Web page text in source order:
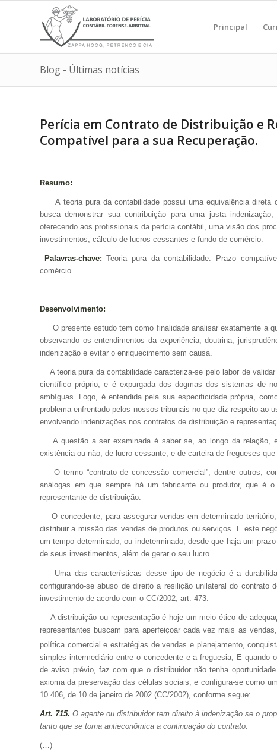
Principal
Blog - Últimas notícias
Perícia em Contrato de Distribuição e
Compatível para a sua Recuperação.
Resumo:
A teoria pura da contabilidade possui uma equivalência
busca demonstrar sua contribuição para uma justa
oferecendo aos profissionais da perícia contábil, uma visão dos
investimentos, cálculo de lucros cessantes e fundo de comércio.
Palavras-chave:Teoria pura da contabilidade. Prazo
comércio.
Desenvolvimento:
O presente estudo tem como finalidade analisar exatamente a
observando os entendimentos da experiência, doutrina,
indenização e evitar o enriquecimento sem causa.
A teoria pura da contabilidade caracteriza-se pelo labor de
científico próprio, e é expurgada dos dogmas dos sistemas de
ambíguas. Logo, é entendida pela sua especificidade própria,
problema enfrentado pelos nossos tribunais no que diz respeito
envolvendo indenizações nos contratos de distribuição e
A questão a ser examinada é saber se, ao longo da relação,
existência ou não, de lucro cessante, e de carteira de fregueses
O termo “contrato de concessão comercial”, dentre outros,
análogas em que sempre há um fabricante ou produtor, que é
representante de distribuição.
O concedente, para assegurar vendas em determinado
distribuir a missão das vendas de produtos ou serviços. E este
um tempo determinado, ou indeterminado, desde que haja um
de seus investimentos, além de gerar o seu lucro.
Uma das características desse tipo de negócio é a
configurando-se abuso de direito a resilição unilateral do
investimento de acordo com o CC/2002, art. 473.
A distribuição ou representação é hoje um meio ético de
representantes buscam para aperfeiçoar cada vez mais as
política comercial e estratégias de vendas e planejamento,
simples intermediário entre o concedente e a freguesia, E
de aviso prévio, faz com que o distribuidor não tenha
axioma da preservação das células sociais, e configura-se como
10.406, de 10 de janeiro de 2002 (CC/2002), conforme segue:
Art. 715. O agente ou distribuidor tem direito à indenização se o
tanto que se torna antieconômica a continuação do contrato.
(…)